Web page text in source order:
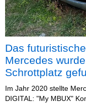
Das
Mercedes
Schrottplatz
Im Jahr 2020 stellte
DIGITAL: "My MBUX"